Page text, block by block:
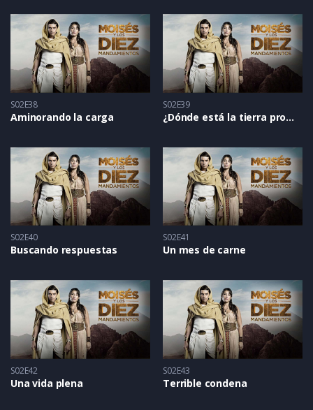
S02E38
Aminorando la carga
S02E39
¿Dónde está la tierra prometida
S02E40
Buscando respuestas
S02E41
Un mes de carne
S02E42
Una vida plena
S02E43
Terrible condena